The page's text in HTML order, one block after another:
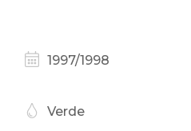
1997/1998
Verde